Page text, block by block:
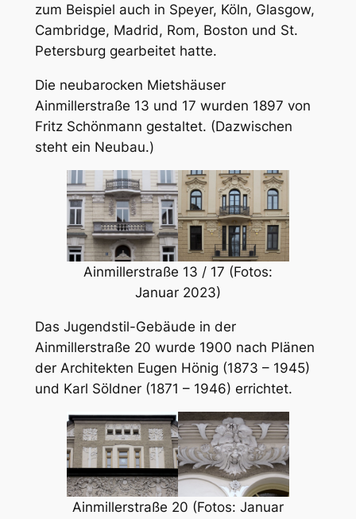
zum Beispiel auch in Speyer, Köln, Glasgow,
Cambridge, Madrid, Rom, Boston und St.
Petersburg gearbeitet hatte.
Die neubarocken Mietshäuser
Ainmillerstraße 13 und 17 wurden 1897 von
Fritz Schönmann gestaltet. (Dazwischen
steht ein Neubau.)
Ainmillerstraße 13 / 17 (Fotos:
Januar 2023)
Das Jugendstil-Gebäude in der
Ainmillerstraße 20 wurde 1900 nach Plänen
der Architekten Eugen Hönig (1873 – 1945)
und Karl Söldner (1871 – 1946) errichtet.
Ainmillerstraße 20 (Fotos: Januar